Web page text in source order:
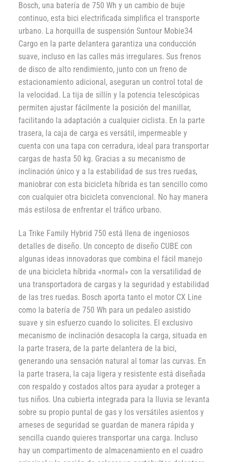
Bosch, una batería de 750 Wh y un cambio de buje
continuo, esta bici electrificada simplifica el transporte
urbano. La horquilla de suspensión Suntour Mobie34
Cargo en la parte delantera garantiza una conducción
suave, incluso en las calles más irregulares. Sus frenos
de disco de alto rendimiento, junto con un freno de
estacionamiento adicional, aseguran un control total de
la velocidad. La tija de sillín y la potencia telescópicas
permiten ajustar fácilmente la posición del manillar,
facilitando la adaptación a cualquier ciclista. En la parte
trasera, la caja de carga es versátil, impermeable y
cuenta con una tapa con cerradura, ideal para transportar
cargas de hasta 50 kg. Gracias a su mecanismo de
inclinación único y a la estabilidad de sus tres ruedas,
maniobrar con esta bicicleta híbrida es tan sencillo como
con cualquier otra bicicleta convencional. No hay manera
más estilosa de enfrentar el tráfico urbano.
La Trike Family Hybrid 750 está llena de ingeniosos
detalles de diseño. Un concepto de diseño CUBE con
algunas ideas innovadoras que combina el fácil manejo
de una bicicleta híbrida «normal» con la versatilidad de
una transportadora de cargas y la seguridad y estabilidad
de las tres ruedas. Bosch aporta tanto el motor CX Line
como la batería de 750 Wh para un pedaleo asistido
suave y sin esfuerzo cuando lo solicites. El exclusivo
mecanismo de inclinación desacopla la carga, situada en
la parte trasera, de la parte delantera de la bici,
generando una sensación natural al tomar las curvas. En
la parte trasera, la caja ligera y resistente está diseñada
con respaldo y costados altos para ayudar a proteger a
tus niños. Una cubierta integrada para la lluvia se levanta
sobre su propio puntal de gas y los versátiles asientos y
arneses de seguridad se guardan de manera rápida y
sencilla cuando quieres transportar una carga. Incluso
hay un compartimento de almacenamiento en el cuadro